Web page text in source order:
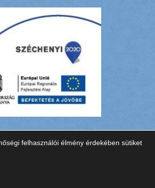
Szeged, Fogbeültetés, Fogfehérítés -
utca 25/A
felhasználói élmény érdekében sütiket